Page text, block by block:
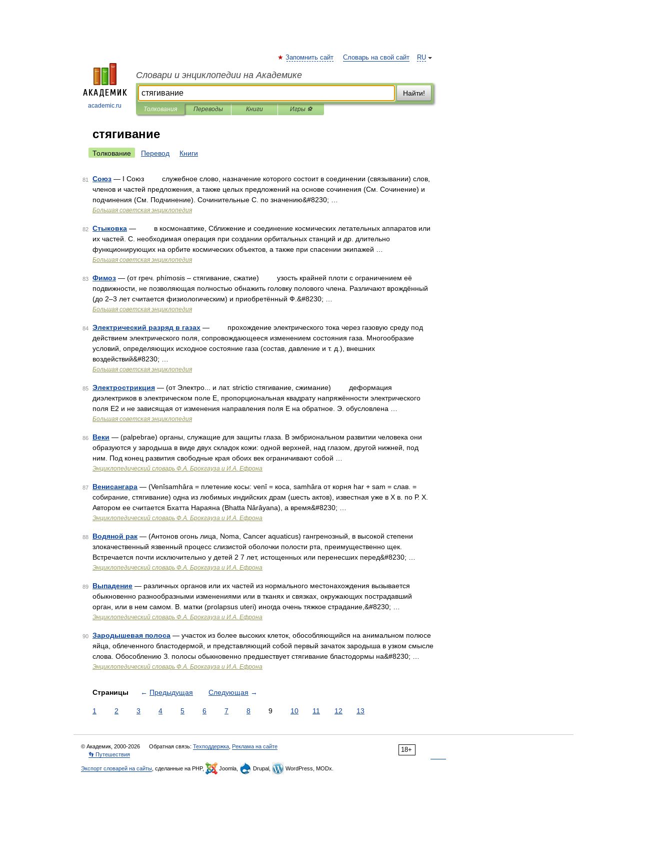
academic.ru
RU
Запомнить сайт Словарь на свой сайт
Словари и энциклопедии на Академике
Найти!
Толкования Переводы Книги Игры ⚽
стягивание
Толкование Перевод Книги
81 Союз — I Союз служебное слово, назначение которого состоит в соединении (связывании) слов,
членов и частей предложения, а также целых предложений на основе сочинения (См. Сочинение) и
подчинения (См. Подчинение). Сочинительные С. по значению&#8230; …
Большая советская энциклопедия
82 Стыковка — в космонавтике, Сближение и соединение космических летательных аппаратов или
их частей. С. необходимая операция при создании орбитальных станций и др. длительно
функционирующих на орбите космических объектов, а также при спасении экипажей …
Большая советская энциклопедия
83 Фимоз — (от греч. phímosis – стягивание, сжатие) узость крайней плоти с ограничением её
подвижности, не позволяющая полностью обнажить головку полового члена. Различают врождённый
(до 2–3 лет считается физиологическим) и приобретённый Ф.&#8230; …
Большая советская энциклопедия
84 Электрический разряд в газах — прохождение электрического тока через газовую среду под
действием электрического поля, сопровождающееся изменением состояния газа. Многообразие
условий, определяющих исходное состояние газа (состав, давление и т. д.), внешних
воздействий&#8230; …
Большая советская энциклопедия
85 Электрострикция — (от Электро... и лат. strictio стягивание, сжимание) деформация
диэлектриков в электрическом поле Е, пропорциональная квадрату напряжённости электрического
поля Е2 и не зависящая от изменения направления поля Е на обратное. Э. обусловлена …
Большая советская энциклопедия
86 Веки — (palpebrae) органы, служащие для защиты глаза. В эмбриональном развитии человека они
образуются у зародыша в виде двух складок кожи: одной верхней, над глазом, другой нижней, под
ним. Под конец развития свободные края обоих век ограничивают собой …
Энциклопедический словарь Ф.А. Брокгауза и И.А. Ефрона
87 Венисангара — (Venîsamhâra = плетение косы: venî = коса, samhâra от корня har + sam = слав. =
собирание, стягивание) одна из любимых индийских драм (шесть актов), известная уже в Χ в. по Р. X.
Автором ее считается Бхатта Нараяна (Bhatta Nârâyana), a время&#8230; …
Энциклопедический словарь Ф.А. Брокгауза и И.А. Ефрона
88 Водяной рак — (Антонов огонь лица, Noma, Cancer aquaticus) гангренозный, в высокой степени
злокачественный язвенный процесс слизистой оболочки полости рта, преимущественно щек.
Встречается почти исключительно у детей 2 7 лет, истощенных или перенесших перед&#8230; …
Энциклопедический словарь Ф.А. Брокгауза и И.А. Ефрона
89 Выпадение — различных органов или их частей из нормального местонахождения вызывается
обыкновенно разнообразными изменениями или в тканях и связках, окружающих пострадавший
орган, или в нем самом. В. матки (prolapsus uteri) иногда очень тяжкое страдание,&#8230; …
Энциклопедический словарь Ф.А. Брокгауза и И.А. Ефрона
90 Зародышевая полоса — участок из более высоких клеток, обособляющийся на анимальном полюсе
яйца, облеченного бластодермой, и представляющий собой первый зачаток зародыша в узком смысле
слова. Обособлению З. полосы обыкновенно предшествует стягивание бластодормы на&#8230; …
Энциклопедический словарь Ф.А. Брокгауза и И.А. Ефрона
Страницы ← Предыдущая Следующая →
1 2 3 4 5 6 7 8 9 10 11 12 13
18+
© Академик, 2000-2026 Обратная связь: Техподдержка Реклама на сайте
👣 Путешествия
Экспорт словарей на сайты , сделанные на PHP, Joomla, Drupal, WordPress, MODx.